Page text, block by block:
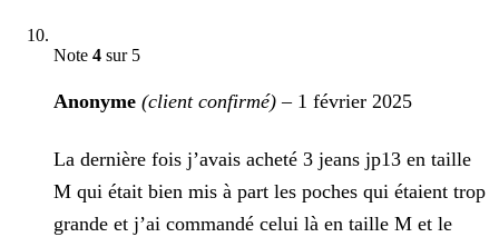
Note 4 sur 5
Anonyme (client confirmé) – 1 février 2025
La dernière fois j’avais acheté 3 jeans jp13 en taille
M qui était bien mis à part les poches qui étaient trop
grande et j’ai commandé celui là en taille M et le